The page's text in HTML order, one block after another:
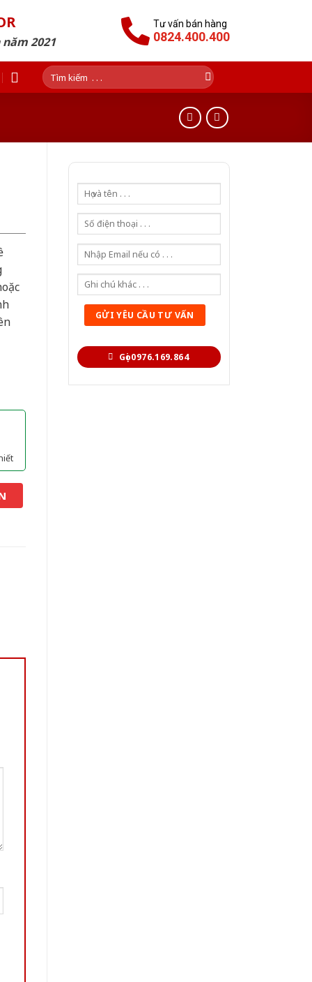
2021
Tư vấn bán hàng
0824.400.400
Tìm
kiếm:
Gọi 0976.169.864